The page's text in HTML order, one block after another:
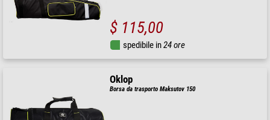
$ 115,00
spedibile in24 ore
Oklop
Borsa da trasporto Maksutov 150